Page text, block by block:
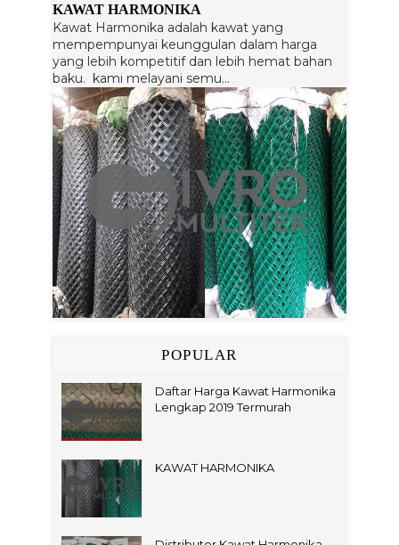
KAWAT HARMONIKA
Kawat Harmonika adalah kawat yang
mempempunyai keunggulan dalam harga
yang lebih kompetitif dan lebih hemat bahan
baku. kami melayani semu...
POPULAR
Daftar Harga Kawat Harmonika
Lengkap 2019 Termurah
KAWAT HARMONIKA